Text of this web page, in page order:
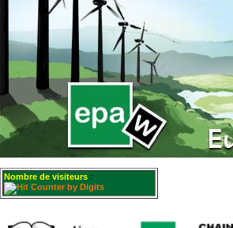
Nombre de visiteurs :